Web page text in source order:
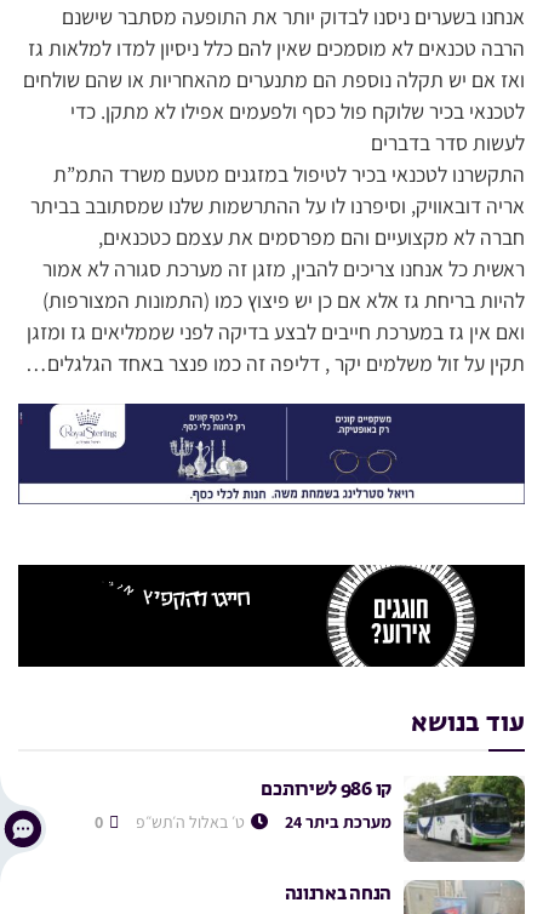
אנחנו בשערים ניסנו לבדוק יותר את התופעה מסתבר שישנם
הרבה טכנאים לא מוסמכים שאין להם כלל ניסיון למדו למלאות גז
ואז אם יש תקלה נוספת הם מתנערים מהאחריות או שהם שולחים
לטכנאי בכיר שלוקח פול כסף ולפעמים אפילו לא מתקן. כדי
לעשות סדר בדברים
התקשרנו לטכנאי בכיר לטיפול במזגנים מטעם משרד התמ”ת
אריה דובאוויק, וסיפרנו לו על ההתרשמות שלנו שמסתובב בביתר
חברה לא מקצועיים והם מפרסמים את עצמם כטכנאים,
ראשית כל אנחנו צריכים להבין, מזגן זה מערכת סגורה לא אמור
להיות בריחת גז אלא אם כן יש פיצוץ כמו (התמונות המצורפות)
ואם אין גז במערכת חייבים לבצע בדיקה לפני שממליאים גז ומזגן
תקין על זול משלמים יקר , דליפה זה כמו פנצר באחד הגלגלים…
עוד בנושא
קו 986 לשירותכם
מערכת ביתר 24 ט׳ באלול ה׳תש״פ
הנחה בארנונה